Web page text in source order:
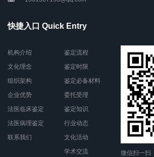
快捷入口 Quick Entry
机构介绍
文化理念
组织架构
企业优势
法医临床鉴定
法医病理鉴定
联系我们
鉴定流程
鉴定时限
鉴定必备材料
委托受理
鉴定知识
行业动态
文化活动
学术交流
微信扫一扫